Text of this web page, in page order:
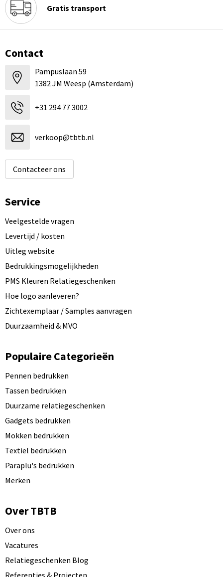
Gratis transport
Contact
Pampuslaan 59
1382 JM Weesp (Amsterdam)
+31 294 77 3002
verkoop@tbtb.nl
Contacteer ons
Service
Veelgestelde vragen
Levertijd / kosten
Uitleg website
Bedrukkingsmogelijkheden
PMS Kleuren Relatiegeschenken
Hoe logo aanleveren?
Zichtexemplaar / Samples aanvragen
Duurzaamheid & MVO
Populaire Categorieën
Pennen bedrukken
Tassen bedrukken
Duurzame relatiegeschenken
Gadgets bedrukken
Mokken bedrukken
Textiel bedrukken
Paraplu's bedrukken
Merken
Over TBTB
Over ons
Vacatures
Relatiegeschenken Blog